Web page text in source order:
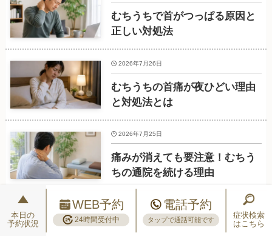
むちうちで首がつっぱる原因と
正しい対処法
むちうちの首痛が夜ひどい理由
と対処法とは
2026年7月26日
痛みが消えても要注意！むちう
ちの通院を続ける理由
2026年7月25日
本日の
予約状況
WEB予約
24時間受付中
電話予約
タップで通話可能です
症状検索
はこちら